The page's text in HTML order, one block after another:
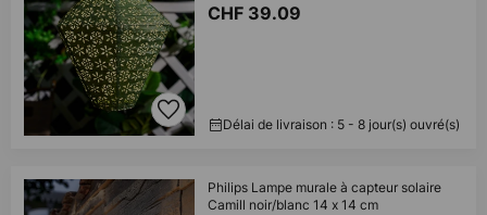
CHF 39.09
Délai de livraison : 5 - 8 jour(s) ouvré(s)
Philips Lampe murale à capteur solaire
Camill noir/blanc 14 x 14 cm